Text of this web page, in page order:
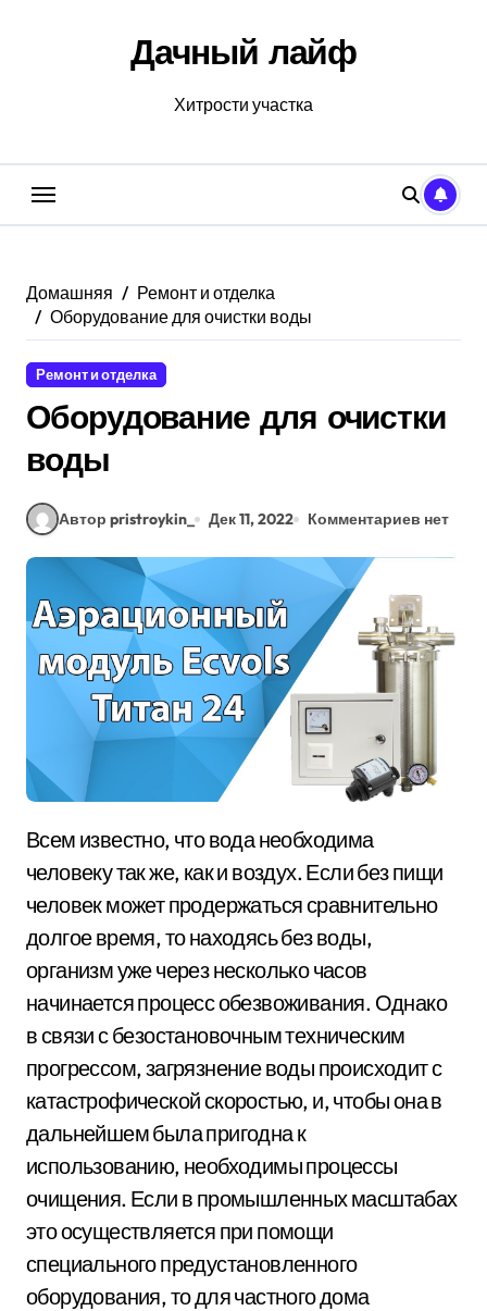
Дачный лайф
Хитрости участка
Домашняя
Ремонт и отделка
Оборудование для очистки воды
Ремонт и отделка
Оборудование для очистки
воды
Автор pristroykin_ Дек 11, 2022 Комментариев нет
Всем известно, что вода необходима
человеку так же, как и воздух. Если без пищи
человек может продержаться сравнительно
долгое время, то находясь без воды,
организм уже через несколько часов
начинается процесс обезвоживания. Однако
в связи с безостановочным техническим
прогрессом, загрязнение воды происходит с
катастрофической скоростью, и, чтобы она в
дальнейшем была пригодна к
использованию, необходимы процессы
очищения. Если в промышленных масштабах
это осуществляется при помощи
специального предустановленного
оборудования, то для частного дома